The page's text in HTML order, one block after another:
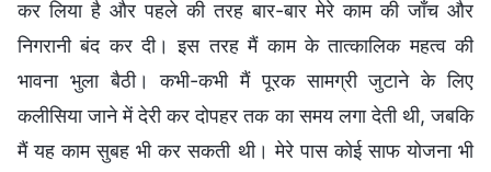
कर लिया है और पहले की तरह बार-बार मेरे काम की जाँच और
निगरानी बंद कर दी। इस तरह मैं काम के तात्कालिक महत्व की
भावना भुला बैठी। कभी-कभी मैं पूरक सामग्री जुटाने के लिए
कलीसिया जाने में देरी कर दोपहर तक का समय लगा देती थी, जबकि
मैं यह काम सुबह भी कर सकती थी। मेरे पास कोई साफ योजना भी